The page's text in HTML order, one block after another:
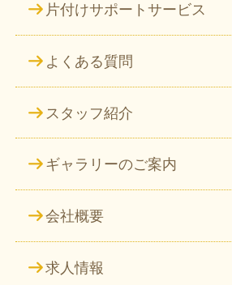
片付けサポートサービス
よくある質問
スタッフ紹介
ギャラリーのご案内
会社概要
求人情報